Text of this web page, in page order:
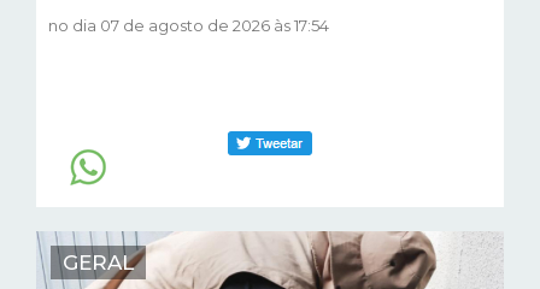
no dia 07 de agosto de 2026 às 17:54
GERAL